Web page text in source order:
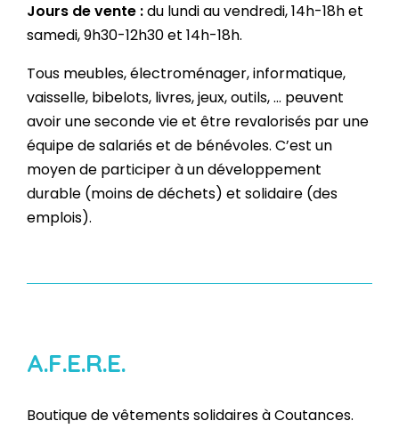
Jours de vente :du lundi au vendredi, 14h-18h et
samedi, 9h30-12h30 et 14h-18h.
Tous meubles, électroménager, informatique,
vaisselle, bibelots, livres, jeux, outils, ... peuvent
avoir une seconde vie et être revalorisés par une
équipe de salariés et de bénévoles. C’est un
moyen de participer à un développement
durable (moins de déchets) et solidaire (des
emplois).
A.F.E.R.E.
Boutique de vêtements solidaires à Coutances.